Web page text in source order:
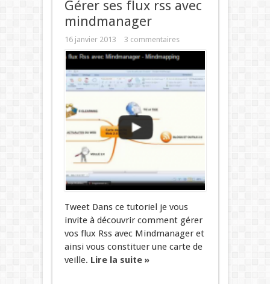
Gérer ses flux rss avec
mindmanager
16 janvier 2013 3 commentaires
Tweet Dans ce tutoriel je vous
invite à découvrir comment gérer
vos flux Rss avec Mindmanager et
ainsi vous constituer une carte de
veille. Lire la suite »